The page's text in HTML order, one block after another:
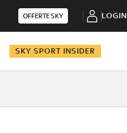
OFFERTE SKY LOGIN
SKY SPORT INSIDER